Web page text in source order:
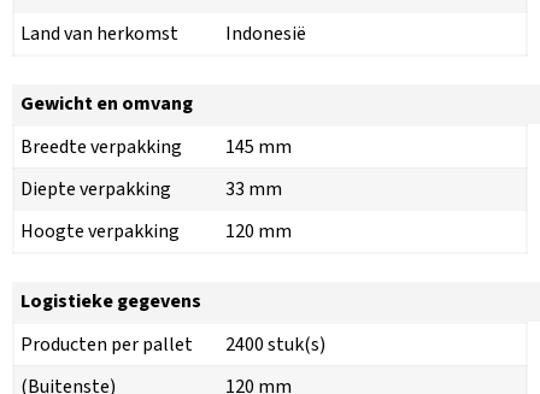
Land van herkomst
Indonesië
Gewicht en omvang
Breedte verpakking
145 mm
Diepte verpakking
33 mm
Hoogte verpakking
120 mm
Logistieke gegevens
Producten per pallet
2400 stuk(s)
(Buitenste)
120 mm